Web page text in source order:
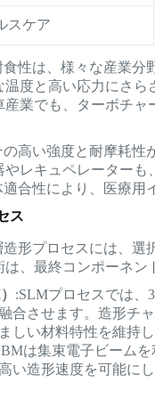
スケア
性は、様々な産業
度と高い応力にさ
業でも、ターボチ
高い強度と耐摩耗
レキュペレーター
合性により、医療用
ス
形プロセスには、
、最終コンポーネ
:SLMプロセスでは、
合させます。造形チ
しい材料特性を維持し
は集束電子ビーム
い造形速度を可能に